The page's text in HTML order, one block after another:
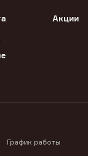
Акции
График работы